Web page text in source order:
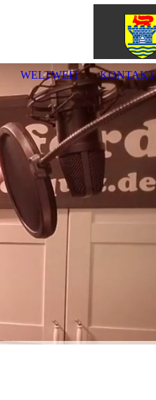
WELTWEIT KONTAKT